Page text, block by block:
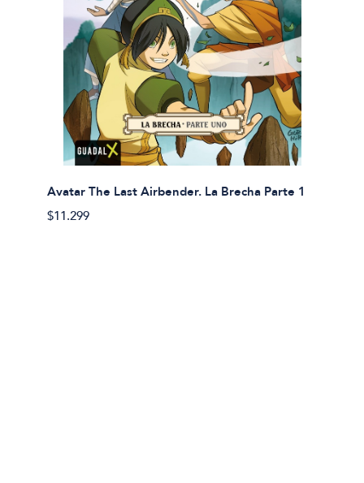
Avatar The Last Airbender. La Brecha Parte 1
$11.299